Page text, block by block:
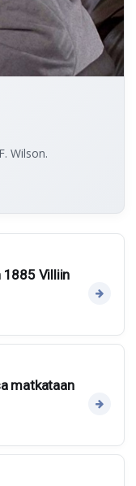
Wilson.
1885 Villiin
matkataan